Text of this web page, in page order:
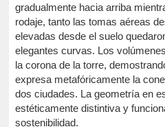
gradualmente hacia arriba
rodaje, tanto las tomas aéreas
elevadas desde el suelo
elegantes curvas. Los
la corona de la torre,
expresa metafóricamente la
dos ciudades. La geometría en
estéticamente distintiva y
sostenibilidad.